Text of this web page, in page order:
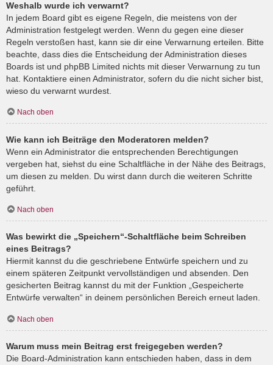
Weshalb wurde ich verwarnt?
In jedem Board gibt es eigene Regeln, die meistens von der
Administration festgelegt werden. Wenn du gegen eine dieser
Regeln verstoßen hast, kann sie dir eine Verwarnung erteilen. Bitte
beachte, dass dies die Entscheidung der Administration dieses
Boards ist und phpBB Limited nichts mit dieser Verwarnung zu tun
hat. Kontaktiere einen Administrator, sofern du die nicht sicher bist,
wieso du verwarnt wurdest.
Nach oben
Wie kann ich Beiträge den Moderatoren melden?
Wenn ein Administrator die entsprechenden Berechtigungen
vergeben hat, siehst du eine Schaltfläche in der Nähe des Beitrags,
um diesen zu melden. Du wirst dann durch die weiteren Schritte
geführt.
Nach oben
Was bewirkt die „Speichern“-Schaltfläche beim Schreiben
eines Beitrags?
Hiermit kannst du die geschriebene Entwürfe speichern und zu
einem späteren Zeitpunkt vervollständigen und absenden. Den
gesicherten Beitrag kannst du mit der Funktion „Gespeicherte
Entwürfe verwalten“ in deinem persönlichen Bereich erneut laden.
Nach oben
Warum muss mein Beitrag erst freigegeben werden?
Die Board-Administration kann entschieden haben, dass in dem